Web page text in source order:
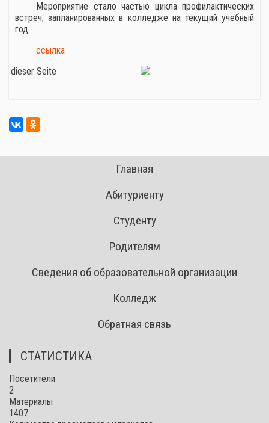
Мероприятие стало частью цикла профилактических
встреч, запланированных в колледже на текущий учебный
год.
ссылка
Главная
Абитуриенту
Студенту
Родителям
Сведения об образовательной организации
Колледж
Обратная связь
СТАТИСТИКА
Посетители
2
Материалы
1407